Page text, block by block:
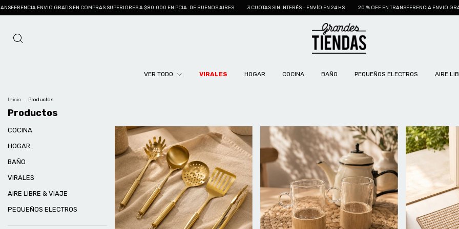
COMPRAS SUPERIORES A $80.000 EN PCIA. DE BUENOS AIRES 3 CUOTAS SIN INTERÉS - ENVÍO EN 24 HS 20 % OFF EN TRANSFERENCIA ENVIO GRATIS EN COMPRAS
VER TODO VIRALES HOGAR COCINA BAÑO PEQUEÑOS ELECTROS AIRE
Inicio . Productos
Productos
COCINA
HOGAR
BAÑO
VIRALES
AIRE LIBRE & VIAJE
PEQUEÑOS ELECTROS